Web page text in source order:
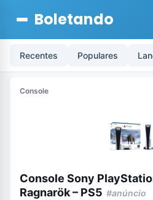
Boletando
Recentes Populares
Console
Console Sony
Ragnarök – PS5 #anúncio